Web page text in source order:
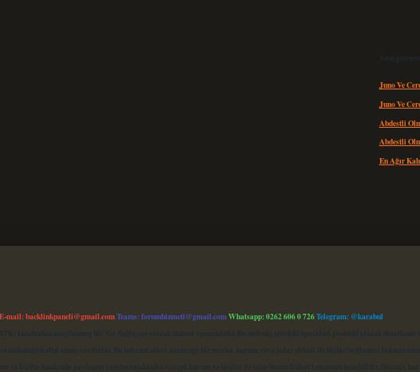
Son
Juno Ve
Juno Ve
Abdestli
Abdestli
En Ağır
E-mail:backlinkpaneli@gmail.comTeams:forumhizmeti@gmail.comWhatsapp: 0262 606 0 726Telegram: @karabul
tarafından onaylanmış bir Yer Sağlayıcı olarak hizmet vermektedir. Bu nedenle, sitedeki içerikleri proaktif olarak denetleme